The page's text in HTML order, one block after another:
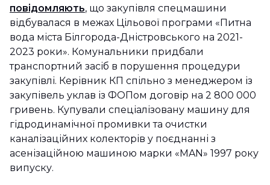
повідомляють, що закупівля спецмашини
відбувалася в межах Цільової програми «Питна
вода міста Білгорода-Дністровського на 2021-
2023 роки». Комунальники придбали
транспортний засіб в порушення процедури
закупівлі. Керівник КП спільно з менеджером із
закупівель уклав із ФОПом договір на 2 800 000
гривень. Купували спеціалізовану машину для
гідродинамічної промивки та очистки
каналізаційних колекторів у поєднанні з
асенізаційною машиною марки «MAN» 1997 року
випуску.